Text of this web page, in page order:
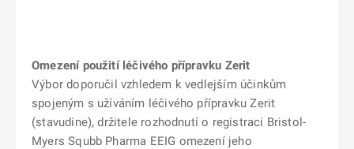
Omezení použití léčivého přípravku Zerit
Výbor doporučil vzhledem k vedlejším účinkům
spojeným s užíváním léčivého přípravku Zerit
(stavudine), držitele rozhodnutí o registraci Bristol-
Myers Squbb Pharma EEIG omezení jeho